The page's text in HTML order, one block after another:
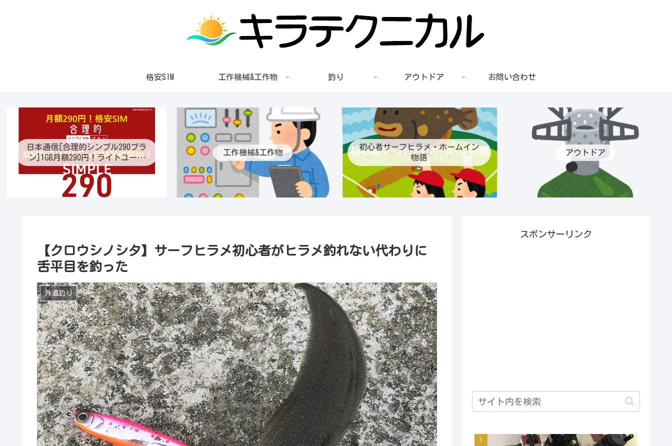
格安SIM 工作機械&工作物 釣り アウトドア お問い合わせ
日本通信[合理的シンプル290プラ
ン]1GB月額290円！ライトユーザ
ー待望の最適プラン登場！プラン
変更も可能に！eSIM提供開始！通
話定額オプション月70分通話390
円！
工作機械&工作物
初心者サーフヒラメ・ホームイン
物語
アウトドア
【クロウシノシタ】サーフヒラメ初心者がヒラメ釣れない代わりに
舌平目を釣った
外道釣り
スポンサーリンク